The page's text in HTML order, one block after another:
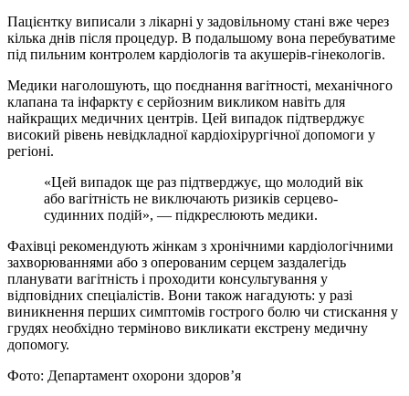
Пацієнтку виписали з лікарні у задовільному стані вже через
кілька днів після процедур. В подальшому вона перебуватиме
під пильним контролем кардіологів та акушерів-гінекологів.
Медики наголошують, що поєднання вагітності, механічного
клапана та інфаркту є серйозним викликом навіть для
найкращих медичних центрів. Цей випадок підтверджує
високий рівень невідкладної кардіохірургічної допомоги у
регіоні.
«Цей випадок ще раз підтверджує, що молодий вік
або вагітність не виключають ризиків серцево-
судинних подій», — підкреслюють медики.
Фахівці рекомендують жінкам з хронічними кардіологічними
захворюваннями або з оперованим серцем заздалегідь
планувати вагітність і проходити консультування у
відповідних спеціалістів. Вони також нагадують: у разі
виникнення перших симптомів гострого болю чи стискання у
грудях необхідно терміново викликати екстрену медичну
допомогу.
Фото: Департамент охорони здоров’я